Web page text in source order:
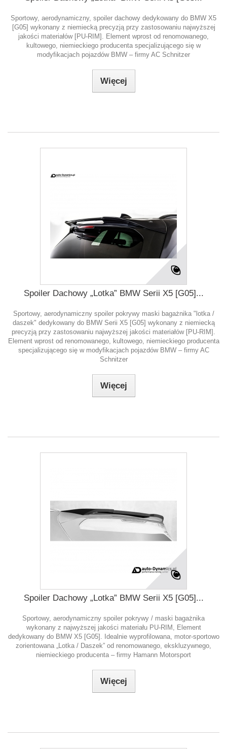
Sportowy, aerodynamiczny, spoiler dachowy dedykowany do BMW X5
[G05] wykonany z niemiecką precyzją przy zastosowaniu najwyższej
jakości materiałów [PU-RIM]. Element wprost od renomowanego,
kultowego, niemieckiego producenta specjalizującego się w
modyfikacjach pojazdów BMW – firmy AC Schnitzer
Więcej
Spoiler Dachowy „Lotka” BMW Serii X5 [G05]...
Sportowy, aerodynamiczny spoiler pokrywy maski bagażnika "lotka /
daszek" dedykowany do BMW Serii X5 [G05] wykonany z niemiecką
precyzją przy zastosowaniu najwyższej jakości materiałów [PU-RIM].
Element wprost od renomowanego, kultowego, niemieckiego producenta
specjalizującego się w modyfikacjach pojazdów BMW – firmy AC
Schnitzer
Więcej
Spoiler Dachowy „Lotka” BMW Serii X5 [G05]...
Sportowy, aerodynamiczny spoiler pokrywy / maski bagażnika
wykonany z najwyższej jakości materiału PU-RIM, Element
dedykowany do BMW X5 [G05]. Idealnie wyprofilowana, motor-sportowo
zorientowana „Lotka / Daszek” od renomowanego, ekskluzywnego,
niemieckiego producenta – firmy Hamann Motorsport
Więcej